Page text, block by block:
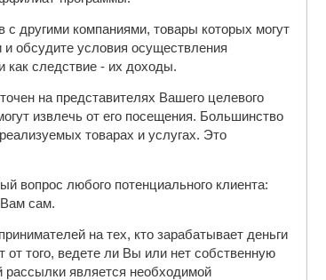
другими компаниями, товары которых могут
обсудите условия осуществления
как следствие - их доходы.
на представителях Вашего целевого
извлечь от его посещения. Большинство
товарах и услугах. Это
вопрос любого потенциального клиента:
Вам сам.
на тех, кто зарабатывает деньги
от того, ведете ли Вы или нет собственную
рассылки является необходимой